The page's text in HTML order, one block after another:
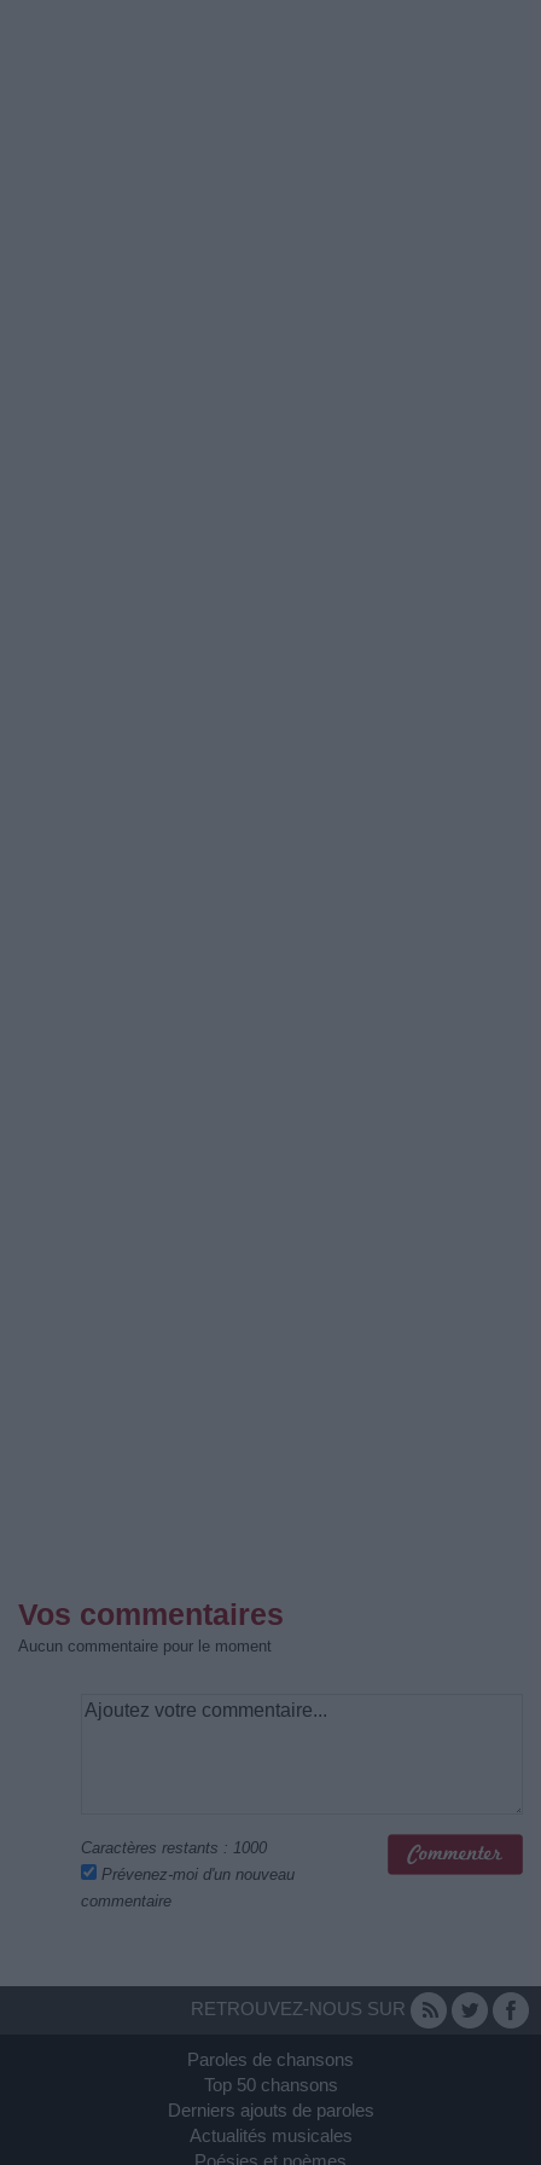
Vos commentaires
Aucun commentaire pour le moment
Caractères restants : 1000
Prévenez-moi d'un nouveau
commentaire
RETROUVEZ-NOUS SUR
Paroles de chansons
Top 50 chansons
Derniers ajouts de paroles
Actualités musicales
Poésies et poèmes